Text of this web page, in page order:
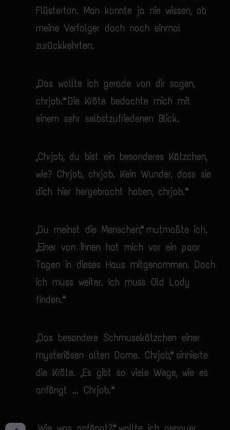
Flüsterton. Man konnte ja nie wissen, ob
meine Verfolger doch noch einmal
zurückkehrten.
„Das wollte ich gerade von dir sagen,
chrjob.“ Die Kröte bedachte mich mit
einem sehr selbstzufriedenen Blick.
„Chrjob, du bist ein besonderes Kätzchen,
wie? Chrjob, chrjob. Kein Wunder, dass sie
dich hier hergebracht haben, chrjob.“
„Du meinst die Menschen“, mutmaßte ich.
„Einer von ihnen hat mich vor ein paar
Tagen in dieses Haus mitgenommen. Doch
ich muss weiter. Ich muss Old Lady
finden.“
„Das besondere Schmusekätzchen einer
mysteriösen alten Dame. Chrjob“, sinnierte
die Kröte. „Es gibt so viele Wege, wie es
anfängt ... Chrjob.“